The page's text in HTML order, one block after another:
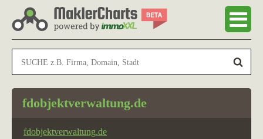
fdobjektverwaltung.de
fdobjektverwaltung.de